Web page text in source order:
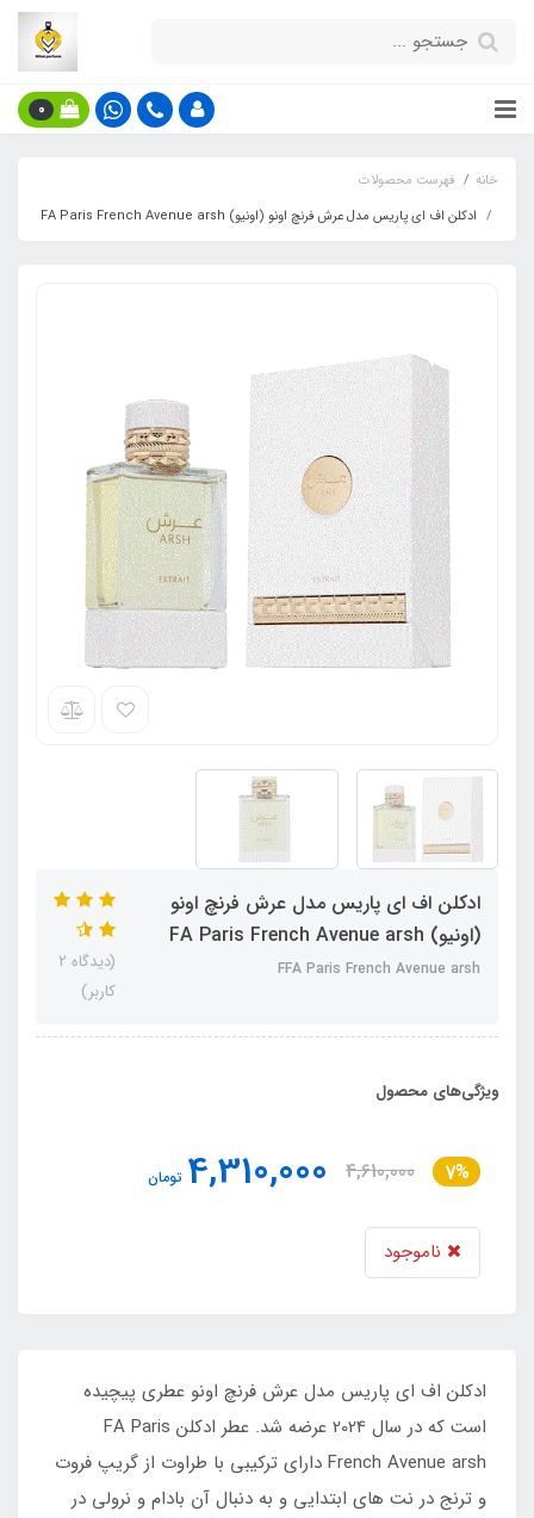
0
خانه
فهرست محصولات
ادکلن اف ای پاریس مدل عرش فرنچ اونو (اونیو) FA Paris French Avenue arsh
ادکلن اف ای پاریس مدل عرش فرنچ اونو
(اونیو) FA Paris French Avenue arsh
FFA Paris French Avenue arsh
(دیدگاه 2
کاربر)
ویژگی‌های محصول
7%
4,610,000
4,310,000 تومان
ناموجود
ادکلن اف ای پاریس مدل عرش فرنچ اونو عطری پیچیده
است که در سال 2024 عرضه شد. عطر ادکلن FA Paris
French Avenue arsh دارای ترکیبی با طراوت از گریپ فروت
و ترنج در نت های ابتدایی و به دنبال آن بادام و نرولی در